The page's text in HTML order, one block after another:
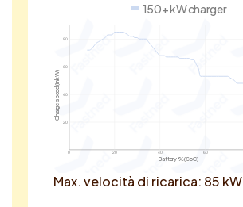
150+ kW charger
0 20 40 60
20
40
60
80
Battery % (SoC)
Charge speed (in kW)
Max. velocità di ricarica: 85 kW